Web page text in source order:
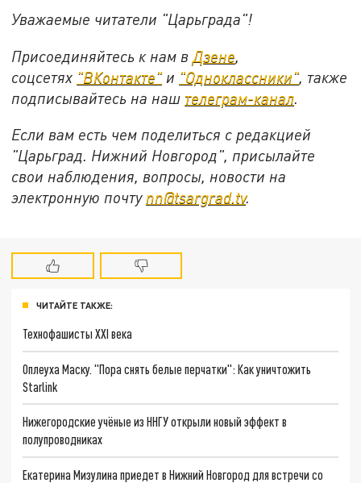
Уважаемые читатели "Царьграда"!
Присоединяйтесь к нам в Дзене
соцсетях "ВКонтакте" и "Одноклассники" также
подписывайтесь на наш телеграм-канал
Если вам есть чем поделиться с редакцией
"Царьград. Нижний Новгород", присылайте
свои наблюдения, вопросы, новости на
электронную почту nn@tsargrad.tv.
ЧИТАЙТЕ ТАКЖЕ:
Технофашисты XXI века
Оплеуха Маску. "Пора снять белые перчатки": Как уничтожить
Starlink
Нижегородские учёные из ННГУ открыли новый эффект в
полупроводниках
Екатерина Мизулина приедет в Нижний Новгород для встречи со